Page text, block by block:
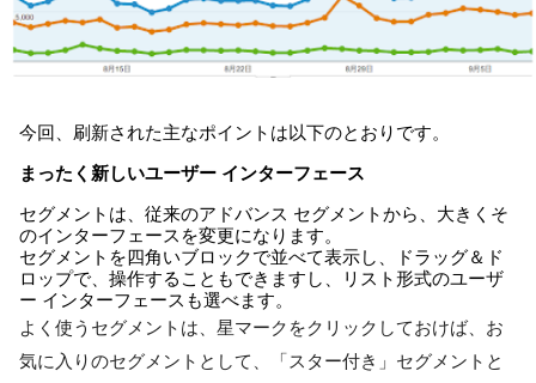
今回、刷新された主なポイントは以下のとおりです。
まったく新しいユーザー インターフェース
セグメントは、従来のアドバンス セグメントから、大きくそ
のインターフェースを変更になります。
セグメントを四角いブロックで並べて表示し、ドラッグ＆ド
ロップで、操作することもできますし、リスト形式のユーザ
ー インターフェースも選べます。
よく使うセグメントは、星マークをクリックしておけば、お
気に入りのセグメントとして、「スター付き」セグメントと